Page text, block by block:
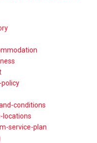
conditions
locations
service-plan